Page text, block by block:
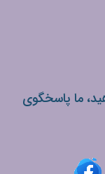
ما پاسخگوی